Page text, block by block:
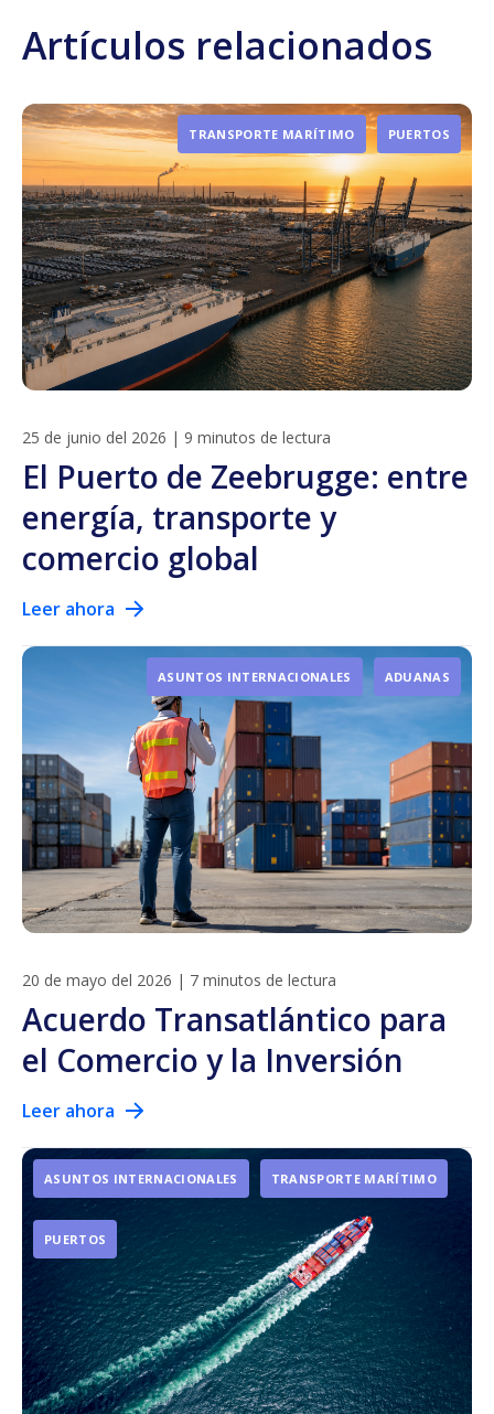
Artículos relacionados
TRANSPORTE MARÍTIMO PUERTOS
25 de junio del 2026 | 9 minutos de lectura
El Puerto de Zeebrugge: entre
energía, transporte y
comercio global
Leer ahora
ASUNTOS INTERNACIONALES ADUANAS
20 de mayo del 2026 | 7 minutos de lectura
Acuerdo Transatlántico para
el Comercio y la Inversión
Leer ahora
ASUNTOS INTERNACIONALES TRANSPORTE MARÍTIMO
PUERTOS